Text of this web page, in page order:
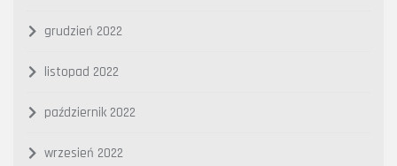
grudzień 2022
listopad 2022
październik 2022
wrzesień 2022